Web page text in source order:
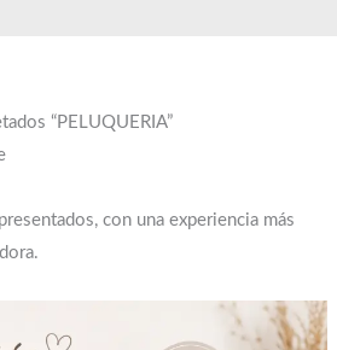
“PELUQUERIA”
con una experiencia más